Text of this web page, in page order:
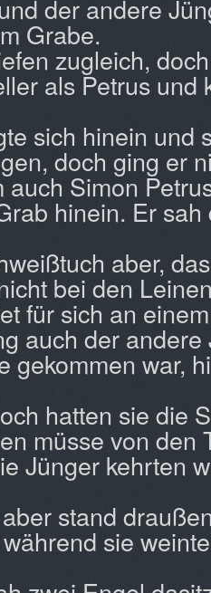
der andere
Grabe.
zugleich,
als Petrus und
sich hinein und
doch ging er
auch Simon
hinein. Er
aber,
bei den
für sich an
auch der andere
gekommen war,
hatten sie die
müsse von den
Jünger kehrten
stand
sie